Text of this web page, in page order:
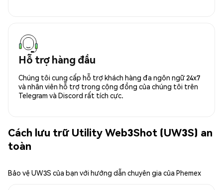
Hỗ trợ hàng đầu
Chúng tôi cung cấp hỗ trợ khách hàng đa ngôn ngữ 24x7
và nhân viên hỗ trợ trong cộng đồng của chúng tôi trên
Telegram và Discord rất tích cực.
Cách lưu trữ Utility Web3Shot (UW3S) an
toàn
Bảo vệ UW3S của bạn với hướng dẫn chuyên gia của Phemex